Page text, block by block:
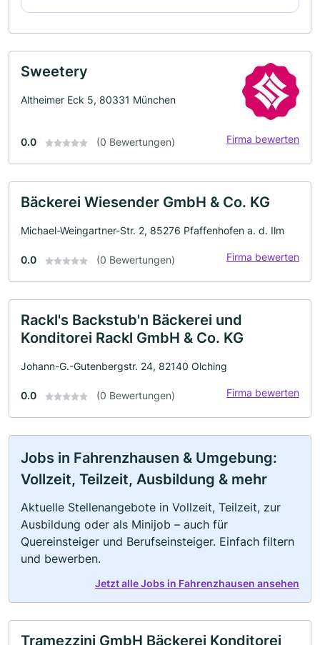
Sweetery
Altheimer Eck 5, 80331 München
0.0 (0 Bewertungen) Firma bewerten
Bäckerei Wiesender GmbH & Co. KG
Michael-Weingartner-Str. 2, 85276 Pfaffenhofen a. d. Ilm
0.0 (0 Bewertungen) Firma bewerten
Rackl's Backstub'n Bäckerei und
Konditorei Rackl GmbH & Co. KG
Johann-G.-Gutenbergstr. 24, 82140 Olching
0.0 (0 Bewertungen) Firma bewerten
Jobs in Fahrenzhausen & Umgebung:
Vollzeit, Teilzeit, Ausbildung & mehr
Aktuelle Stellenangebote in Vollzeit, Teilzeit, zur
Ausbildung oder als Minijob – auch für
Quereinsteiger und Berufseinsteiger. Einfach filtern
und bewerben.
Jetzt alle Jobs in Fahrenzhausen ansehen
Tramezzini GmbH Bäckerei Konditorei